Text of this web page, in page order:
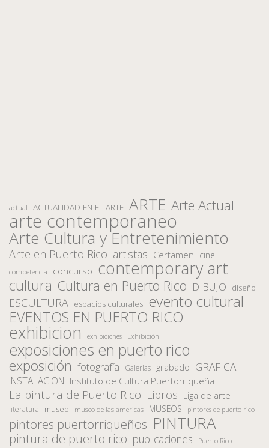
actual ACTUALIDAD EN EL ARTE ARTE Arte Actual
arte contemporaneo
Arte Cultura y Entretenimiento
Arte en Puerto Rico artistas Certamen cine
competencia concurso contemporary art
cultura Cultura en Puerto Rico DIBUJO diseño
ESCULTURA espacios culturales evento cultural
EVENTOS EN PUERTO RICO
exhibicion exhibiciones Exhibición
exposiciones en puerto rico
exposición fotografía Galerias grabado GRAFICA
INSTALACION Instituto de Cultura Puertorriqueña
La pintura de Puerto Rico Libros Liga de arte
literatura museo museo de las americas MUSEOS pintores de puerto rico
pintores puertorriqueños PINTURA
pintura de puerto rico publicaciones Puerto Rico